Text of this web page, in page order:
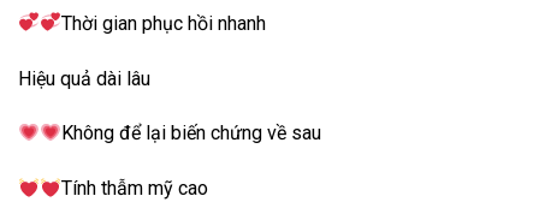
Thời gian phục hồi nhanh
Hiệu quả dài lâu
Không để lại biến chứng về sau
Tính thẫm mỹ cao